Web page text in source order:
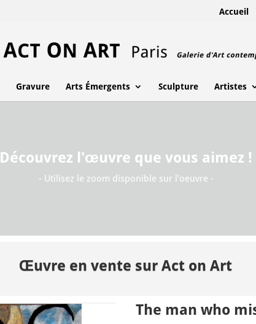
Accueil
Gravure Arts Émergents Sculpture Artistes
Découvrez l'œuvre que vous aimez !
- Utilisez le zoom disponible sur l'oeuvre -
Œuvre en vente sur Act on Art
The man who